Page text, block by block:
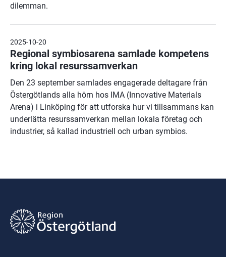
dilemman.
2025-10-20
Regional symbiosarena samlade kompetens
kring lokal resurssamverkan
Den 23 september samlades engagerade deltagare från
Östergötlands alla hörn hos IMA (Innovative Materials
Arena) i Linköping för att utforska hur vi tillsammans kan
underlätta resurssamverkan mellan lokala företag och
industrier, så kallad industriell och urban symbios.